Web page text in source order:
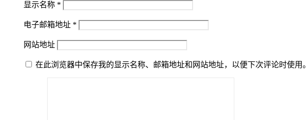
显示名称 *
电子邮箱地址 *
网站地址
在此浏览器中保存我的显示名称、邮箱地址和网站地址，以便下次评论时使用。